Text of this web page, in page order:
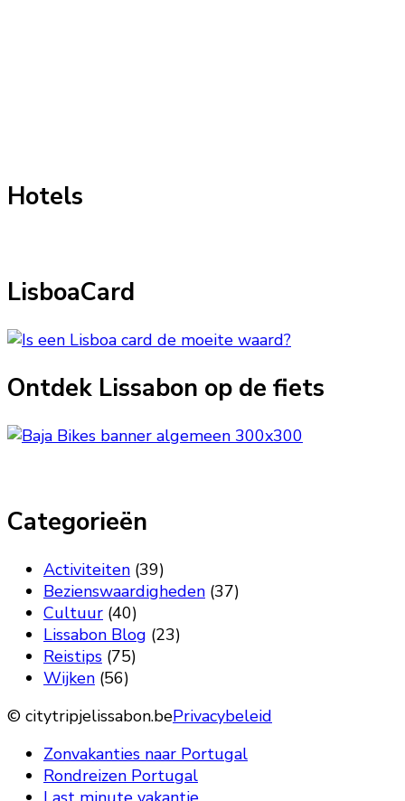
Hotels
LisboaCard
Ontdek Lissabon op de fiets
Categorieën
Activiteiten (39)
Bezienswaardigheden (37)
Cultuur (40)
Lissabon Blog (23)
Reistips (75)
Wijken (56)
© citytripjelissabon.bePrivacybeleid
Zonvakanties naar Portugal
Rondreizen Portugal